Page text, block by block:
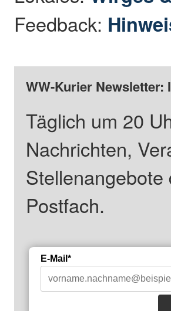
Feedback:
WW-Kurier
Täglich um 20
Nachrichten,
Postfach.
E-Mail*